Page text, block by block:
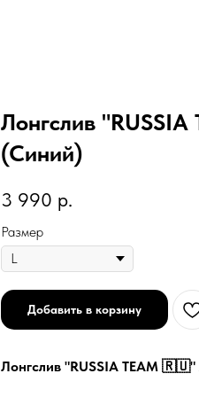
Лонгслив
(Синий)
3 990 р.
Размер
Добавить в корзину
Лонгслив "RUSSIA TEAM